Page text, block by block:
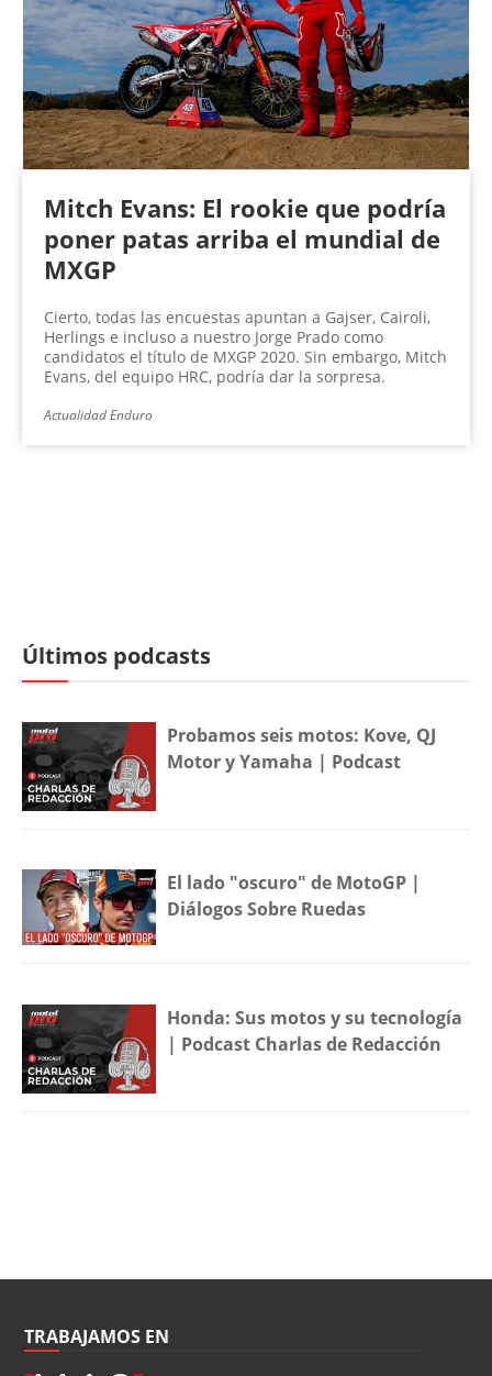
Mitch Evans: El rookie que podría
poner patas arriba el mundial de
MXGP
Cierto, todas las encuestas apuntan a Gajser, Cairoli,
Herlings e incluso a nuestro Jorge Prado como
candidatos el título de MXGP 2020. Sin embargo, Mitch
Evans, del equipo HRC, podría dar la sorpresa.
Actualidad Enduro
Últimos podcasts
Probamos seis motos: Kove, QJ
Motor y Yamaha | Podcast
El lado "oscuro" de MotoGP |
Diálogos Sobre Ruedas
Honda: Sus motos y su tecnología
| Podcast Charlas de Redacción
TRABAJAMOS EN